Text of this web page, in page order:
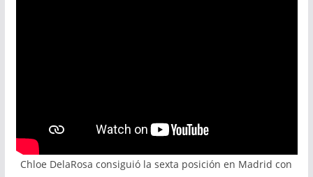
Chloe DelaRosa consiguió la sexta posición en Madrid con